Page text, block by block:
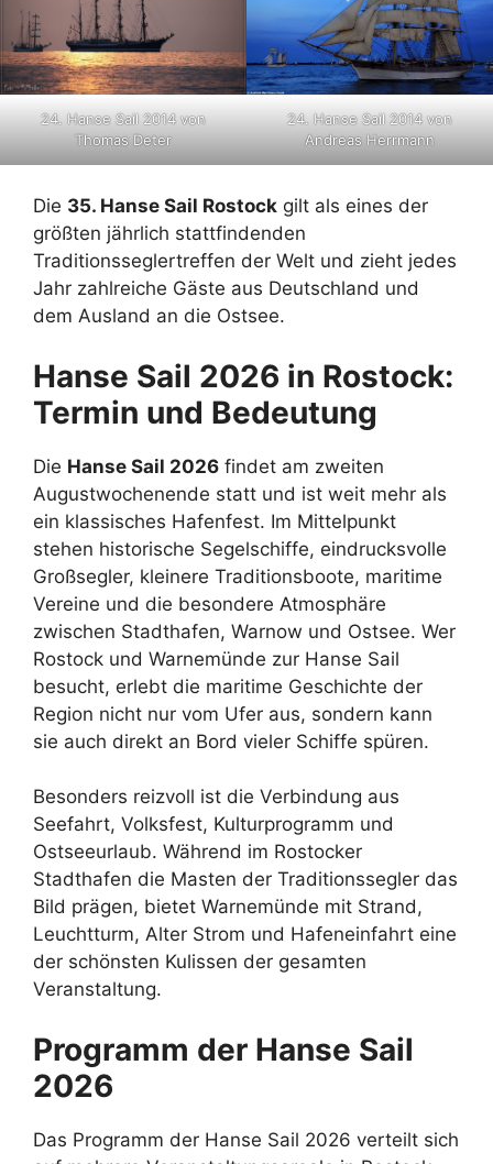
24. Hanse Sail 2014 von
Thomas Deter
24. Hanse Sail 2014 von
Andreas Herrmann
Die 35. Hanse Sail Rostock gilt als eines der
größten jährlich stattfindenden
Traditionsseglertreffen der Welt und zieht jedes
Jahr zahlreiche Gäste aus Deutschland und
dem Ausland an die Ostsee.
Hanse Sail 2026 in Rostock:
Termin und Bedeutung
Die Hanse Sail 2026 findet am zweiten
Augustwochenende statt und ist weit mehr als
ein klassisches Hafenfest. Im Mittelpunkt
stehen historische Segelschiffe, eindrucksvolle
Großsegler, kleinere Traditionsboote, maritime
Vereine und die besondere Atmosphäre
zwischen Stadthafen, Warnow und Ostsee. Wer
Rostock und Warnemünde zur Hanse Sail
besucht, erlebt die maritime Geschichte der
Region nicht nur vom Ufer aus, sondern kann
sie auch direkt an Bord vieler Schiffe spüren.
Besonders reizvoll ist die Verbindung aus
Seefahrt, Volksfest, Kulturprogramm und
Ostseeurlaub. Während im Rostocker
Stadthafen die Masten der Traditionssegler das
Bild prägen, bietet Warnemünde mit Strand,
Leuchtturm, Alter Strom und Hafeneinfahrt eine
der schönsten Kulissen der gesamten
Veranstaltung.
Programm der Hanse Sail
2026
Das Programm der Hanse Sail 2026 verteilt sich